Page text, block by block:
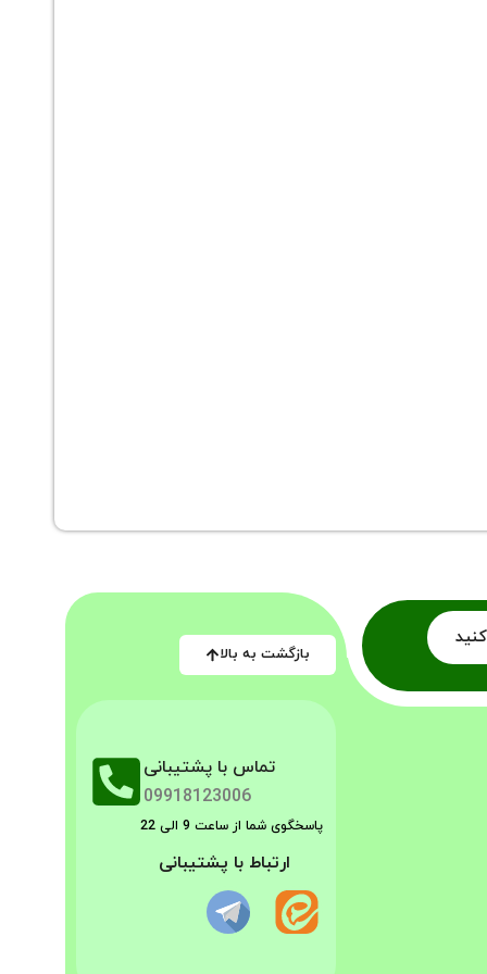
بازگشت به بالا
تماس با پشتیبانی
09918123006
پاسخگوی شما از ساعت 9 الی 22
ارتباط با پشتیبانی